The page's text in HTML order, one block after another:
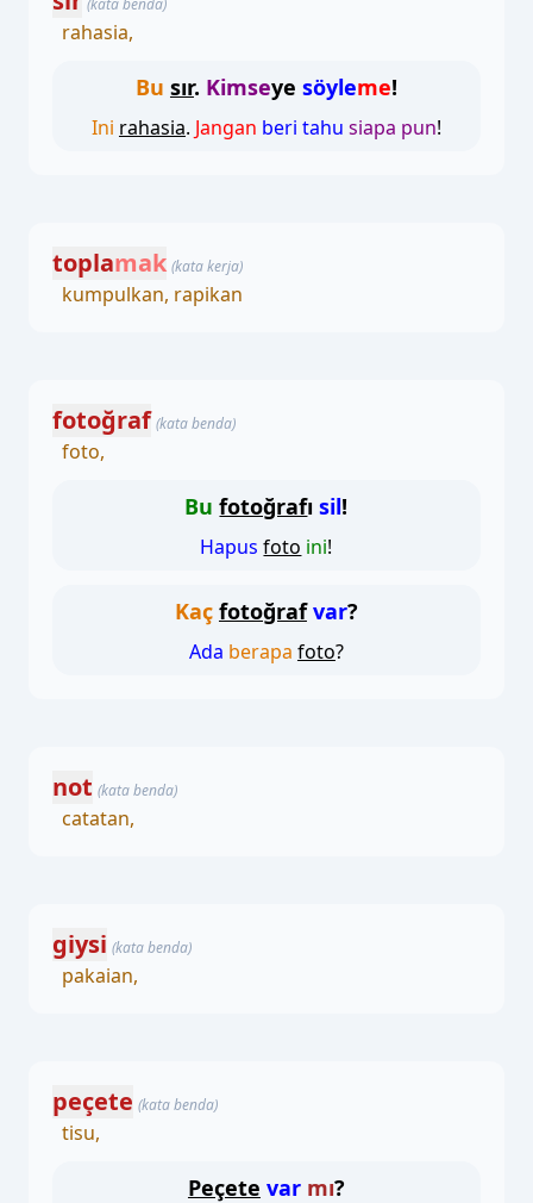
(kata benda)
rahasia,
Bu sır. Kimseye söyleme!
Ini rahasia. Jangan beri tahu siapa pun!
toplamak (kata kerja)
kumpulkan, rapikan
fotoğraf (kata benda)
foto,
Bu fotoğrafısil!
Hapus foto ini!
Kaç fotoğraf var?
Ada berapa foto?
not (kata benda)
catatan,
giysi (kata benda)
pakaian,
peçete (kata benda)
tisu,
Peçete var mı?